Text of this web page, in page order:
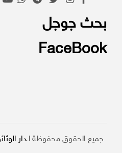
بحث جوجل
FaceBook
جميع الحقوق محفوظة لـ دار